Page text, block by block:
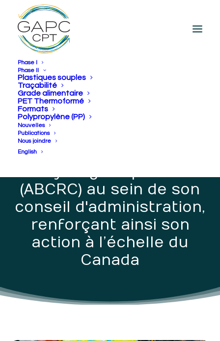
Phase I
Phase II
Plastiques souples
Traçabilité
Grade alimentaire
PET Thermoformé
Formats
Polypropylène (PP)
Nouvelles
Publications
Nous joindre
English
Le Groupe d’action
plastiques circulaires
accueille l’Alberta
Beverage Container
(ABCRC) au sein de son
conseil d'administration,
renforçant ainsi son
action à l’échelle du
Canada